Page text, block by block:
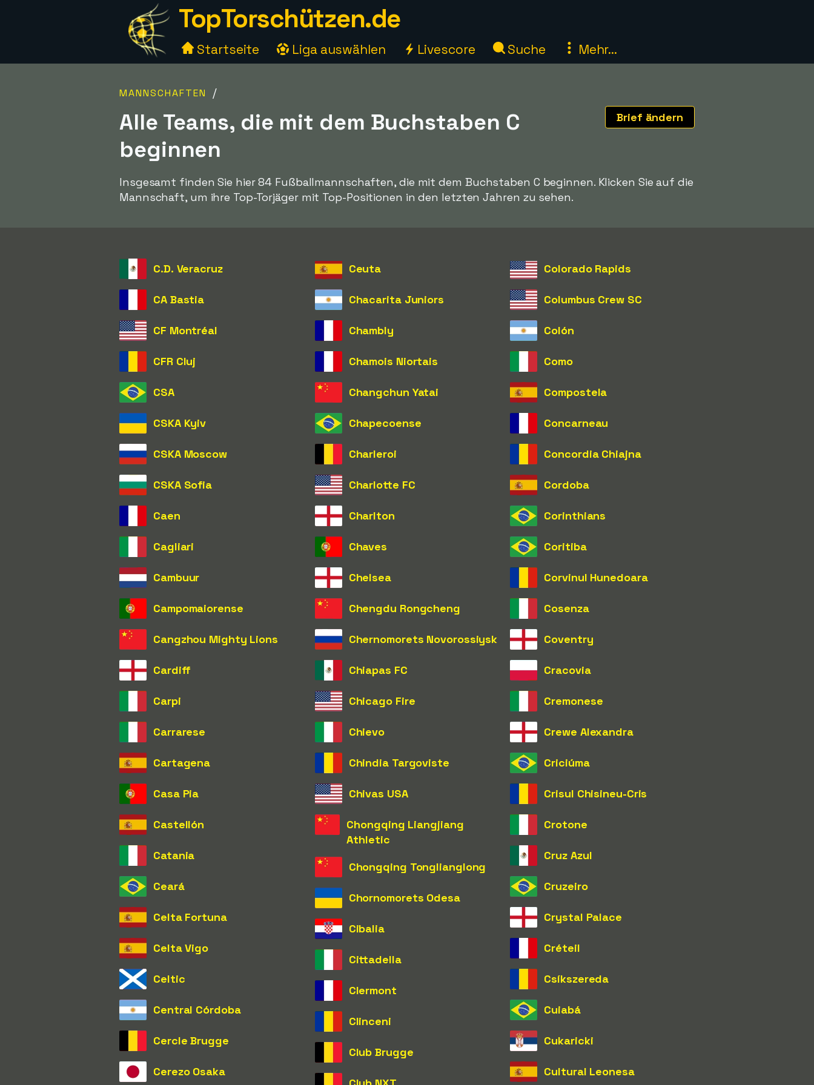
TopTorschützen.de
Startseite Liga auswählen Livescore Suche Mehr...
MANNSCHAFTEN
/
Brief ändern
Alle Teams, die mit dem Buchstaben C
beginnen
Insgesamt finden Sie hier 84 Fußballmannschaften, die mit dem Buchstaben C beginnen. Klicken Sie auf die
Mannschaft, um ihre Top-Torjäger mit Top-Positionen in den letzten Jahren zu sehen.
C.D. Veracruz
CA Bastia
CF Montréal
CFR Cluj
CSA
CSKA Kyiv
CSKA Moscow
CSKA Sofia
Caen
Cagliari
Cambuur
Campomaiorense
Cangzhou Mighty Lions
Cardiff
Carpi
Carrarese
Cartagena
Casa Pia
Castellón
Catania
Ceará
Celta Fortuna
Celta Vigo
Celtic
Central Córdoba
Cercle Brugge
Cerezo Osaka
Ceuta
Chacarita Juniors
Chambly
Chamois Niortais
Changchun Yatai
Chapecoense
Charleroi
Charlotte FC
Charlton
Chaves
Chelsea
Chengdu Rongcheng
Chernomorets Novorossiysk
Chiapas FC
Chicago Fire
Chievo
Chindia Targoviste
Chivas USA
Chongqing Liangjiang
Athletic
Chongqing Tonglianglong
Chornomorets Odesa
Cibalia
Cittadella
Clermont
Clinceni
Club Brugge
Colorado Rapids
Columbus Crew SC
Colón
Como
Compostela
Concarneau
Concordia Chiajna
Cordoba
Corinthians
Coritiba
Corvinul Hunedoara
Cosenza
Coventry
Cracovia
Cremonese
Crewe Alexandra
Criciúma
Crisul Chisineu-Cris
Crotone
Cruz Azul
Cruzeiro
Crystal Palace
Créteil
Csíkszereda
Cuiabá
Cukaricki
Cultural Leonesa